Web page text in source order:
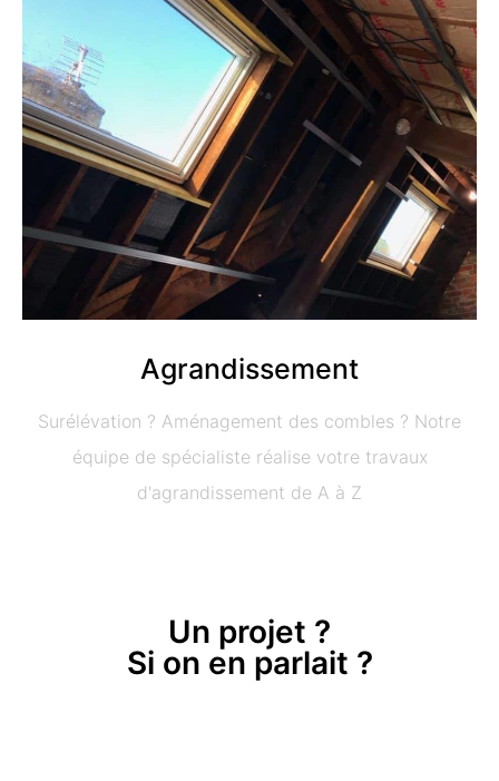
Agrandissement
Surélévation ? Aménagement des combles ? Notre
équipe de spécialiste réalise votre travaux
d'agrandissement de A à Z
Un projet ?
Si on en parlait ?